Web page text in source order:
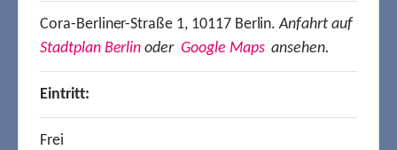
Cora-Berliner-Straße 1, 10117 Berlin.Anfahrt auf
Stadtplan Berlin oder Google Mapsansehen.
Eintritt:
Frei